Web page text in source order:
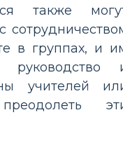
также
в группах, и
руководство
учителей